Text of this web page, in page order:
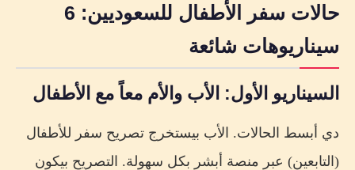
حالات سفر الأطفال للسعوديين: 6
سيناريوهات شائعة
السيناريو الأول: الأب والأم معاً مع الأطفال
دي أبسط الحالات. الأب بيستخرج تصريح سفر للأطفال
(التابعين) عبر منصة أبشر بكل سهولة. التصريح بيكون